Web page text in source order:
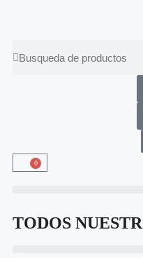
Envíos gratis a partir de 100 €
0
TODOS